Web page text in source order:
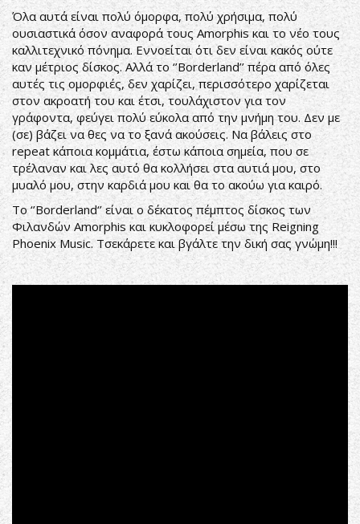
Όλα αυτά είναι πολύ όμορφα, πολύ χρήσιμα, πολύ
ουσιαστικά όσον αναφορά τους Amorphis και το νέο τους
καλλιτεχνικό πόνημα. Εννοείται ότι δεν είναι κακός ούτε
καν μέτριος δίσκος. Αλλά το ‘’Borderland’’ πέρα από όλες
αυτές τις ομορφιές, δεν χαρίζει, περισσότερο χαρίζεται
στον ακροατή του και έτσι, τουλάχιστον για τον
γράφοντα, φεύγει πολύ εύκολα από την μνήμη του. Δεν με
(σε) βάζει να θες να το ξανά ακούσεις. Να βάλεις στο
repeat κάποια κομμάτια, έστω κάποια σημεία, που σε
τρέλαναν και λες αυτό θα κολλήσει στα αυτιά μου, στο
μυαλό μου, στην καρδιά μου και θα το ακούω για καιρό.
Το ‘’Borderland‘’ είναι ο δέκατος πέμπτος δίσκος των
Φιλανδών Amorphis και κυκλοφορεί μέσω της Reigning
Phoenix Music. Τσεκάρετε και βγάλτε την δική σας γνώμη!!!